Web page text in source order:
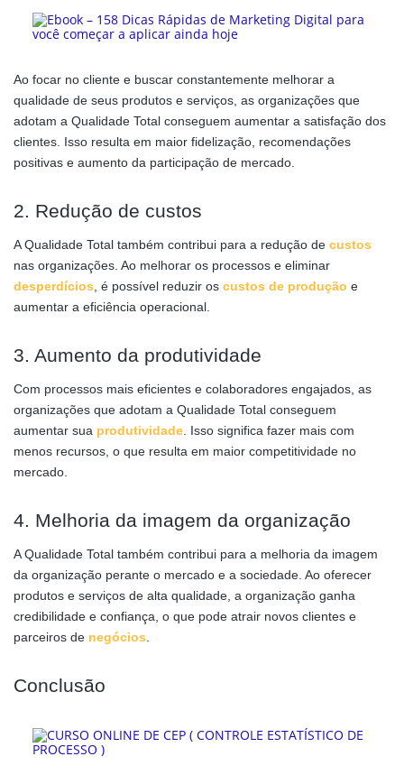
Ao focar no cliente e buscar constantemente melhorar a
qualidade de seus produtos e serviços, as organizações que
adotam a Qualidade Total conseguem aumentar a satisfação dos
clientes. Isso resulta em maior fidelização, recomendações
positivas e aumento da participação de mercado.
2. Redução de custos
A Qualidade Total também contribui para a redução de custos
nas organizações. Ao melhorar os processos e eliminar
desperdícios , é possível reduzir os custos de produção e
aumentar a eficiência operacional.
3. Aumento da produtividade
Com processos mais eficientes e colaboradores engajados, as
organizações que adotam a Qualidade Total conseguem
aumentar sua produtividade . Isso significa fazer mais com
menos recursos, o que resulta em maior competitividade no
mercado.
4. Melhoria da imagem da organização
A Qualidade Total também contribui para a melhoria da imagem
da organização perante o mercado e a sociedade. Ao oferecer
produtos e serviços de alta qualidade, a organização ganha
credibilidade e confiança, o que pode atrair novos clientes e
parceiros de negócios
Conclusão